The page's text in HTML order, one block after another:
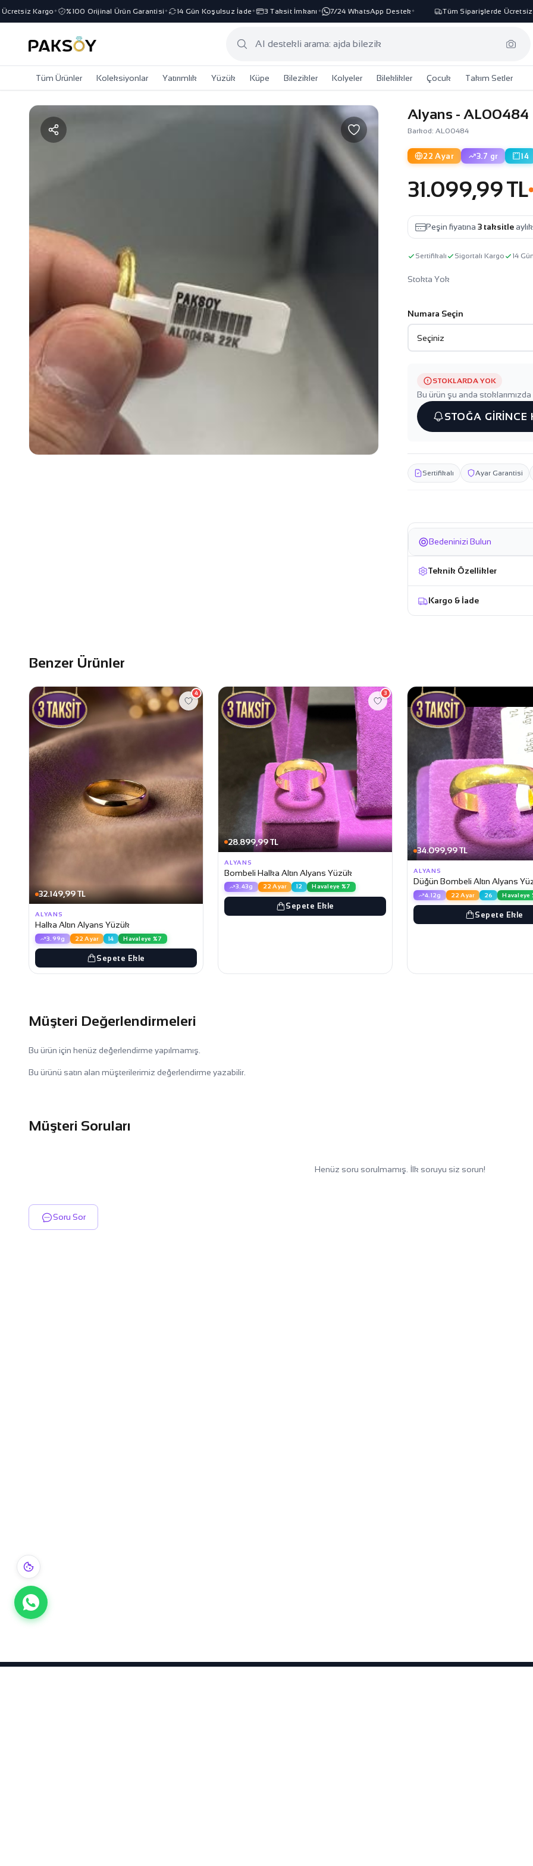
Kargo✦ %100 Orijinal Ürün Garantisi✦ 14 Gün Koşulsuz İade✦ 3 Taksit İmkanı✦ 7/24 WhatsApp Destek✦ Tüm Siparişlerde Ücretsiz
Tüm Ürünler Koleksiyonlar Yatırımlık Yüzük Küpe Bilezikler Kolyeler Bileklikler Çocuk Takım Setler
Alyans - AL00484
Barkod: AL00484
22 Ayar 3.7 gr 14
31.099,99 TL
Peşin fiyatına3 taksitle aylık
Sertifikalı Sigortalı Kargo 14
Stokta Yok
Numara Seçin
STOKLARDA YOK
Bu ürün şu anda
STOĞA GİRİNCE
Sertifikalı Ayar Garantisi
Bedeninizi Bulun
Teknik Özellikler
Kargo & İade
Benzer Ürünler
32.149,99 TL
4
ALYANS
Halka Altın Alyans Yüzük
3.99g 22 Ayar 14 Havaleye %7
Sepete Ekle
28.899,99 TL
3
ALYANS
Bombeli Halka Altın Alyans Yüzük
3.43g 22 Ayar 12 Havaleye %7
Sepete Ekle
34.099,99 TL
ALYANS
Düğün Bombeli Altın Alyans
4.12g 22 Ayar 26 Havaleye
Sepete Ekle
Müşteri Değerlendirmeleri
Bu ürün için henüz değerlendirme yapılmamış.
Bu ürünü satın alan müşterilerimiz değerlendirme yazabilir.
Müşteri Soruları
Henüz soru sorulmamış. İlk soruyu siz sorun!
Soru Sor